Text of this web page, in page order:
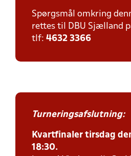
Spørgsmål omkring
rettes til DBU Sjælland
tlf: 4632 3366
Turneringsafslutning:
Kvartfinaler tirsdag
18:30.